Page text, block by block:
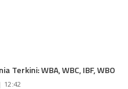
Terkini: WBA, WBC, IBF, WBO
12:42